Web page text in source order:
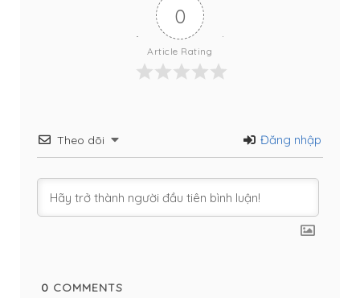
0
Article Rating
Theo dõi Đăng nhập
0 COMMENTS